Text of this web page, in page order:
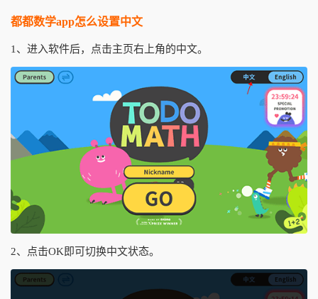
都都数学app怎么设置中文
1、进入软件后，点击主页右上角的中文。
2、点击OK即可切换中文状态。